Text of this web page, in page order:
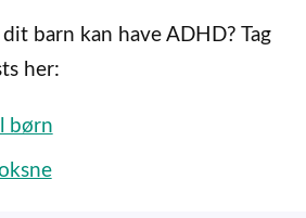
barn kan have ADHD? Tag
her:
børn